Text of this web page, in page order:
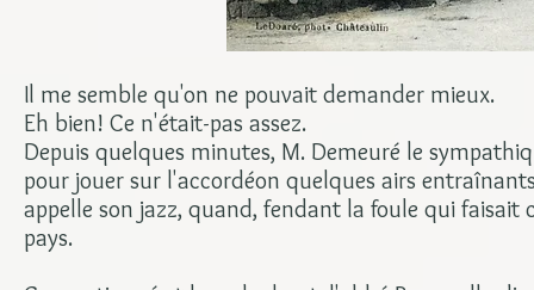
Il me semble qu'on ne pouvait demander mieux.
Eh bien! Ce n'était-pas assez.
Depuis quelques minutes, M. Demeuré le
pour jouer sur l'accordéon quelques airs
appelle son jazz, quand, fendant la foule qui faisait
pays.